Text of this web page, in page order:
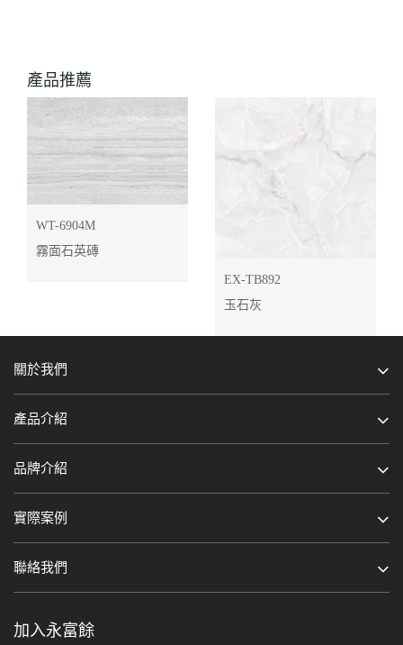
產品推薦
WT-6904M
霧面石英磚
EX-TB892
玉石灰
關於我們
產品介紹
品牌介紹
實際案例
聯絡我們
加入永富餘